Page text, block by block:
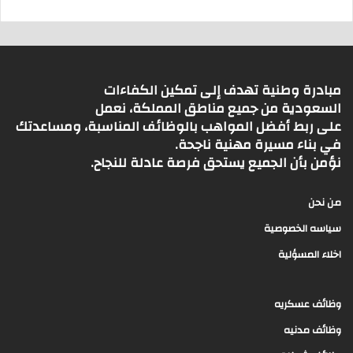
مبادرة وطنية تهدف إلى تمكين الكفاءات
السعودية من جميع مناطق المملكة، نعمل
على ربط أفضل المواهب بالوظائف المناسبة، ومساعدتك
في بناء مسيرة مهنية ناجحة.
نؤمن بأن الجميع يستحق فرصة عادلة للنجاح.
من نحن
سياسه الخصوصية
اخلاء المسؤلية
وظائف عسكريه
وظائف مدنيه